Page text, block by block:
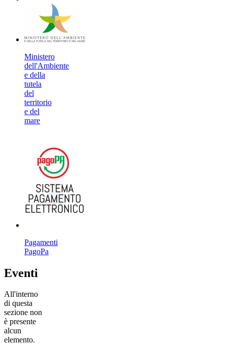
Ministero
dell'Ambiente
e della
tutela
del
territorio
e del
mare
Pagamenti
PagoPa
Eventi
All'interno
di questa
sezione non
è presente
alcun
elemento.